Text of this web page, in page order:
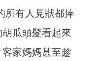
所有人見狀都捧
瓜頭髮看起來
家媽媽甚至趁